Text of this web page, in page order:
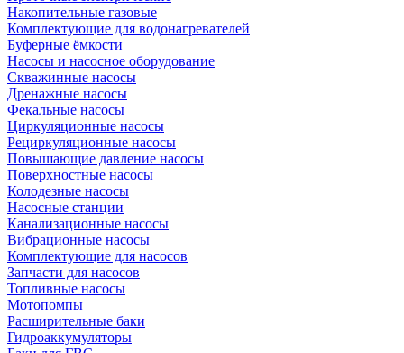
Накопительные газовые
Комплектующие для водонагревателей
Буферные ёмкости
Насосы и насосное оборудование
Скважинные насосы
Дренажные насосы
Фекальные насосы
Циркуляционные насосы
Рециркуляционные насосы
Повышающие давление насосы
Поверхностные насосы
Колодезные насосы
Насосные станции
Канализационные насосы
Вибрационные насосы
Комплектующие для насосов
Запчасти для насосов
Топливные насосы
Мотопомпы
Расширительные баки
Гидроаккумуляторы